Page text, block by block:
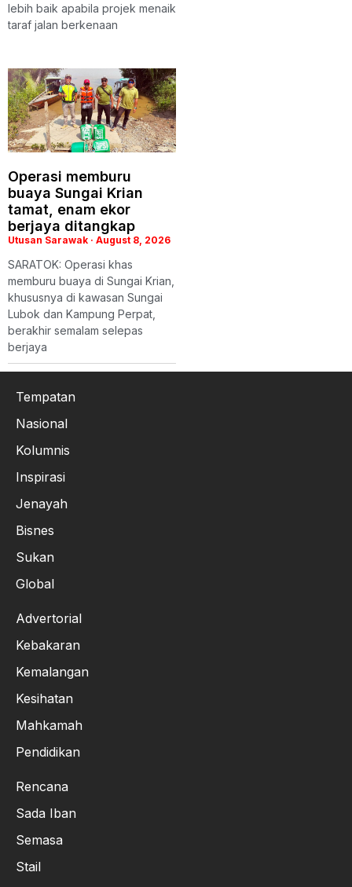
lebih baik apabila projek menaik
taraf jalan berkenaan
Operasi memburu
buaya Sungai Krian
tamat, enam ekor
berjaya ditangkap
Utusan Sarawak August 8, 2026
SARATOK: Operasi khas
memburu buaya di Sungai Krian,
khususnya di kawasan Sungai
Lubok dan Kampung Perpat,
berakhir semalam selepas
berjaya
Tempatan
Nasional
Kolumnis
Inspirasi
Jenayah
Bisnes
Sukan
Global
Advertorial
Kebakaran
Kemalangan
Kesihatan
Mahkamah
Pendidikan
Rencana
Sada Iban
Semasa
Stail